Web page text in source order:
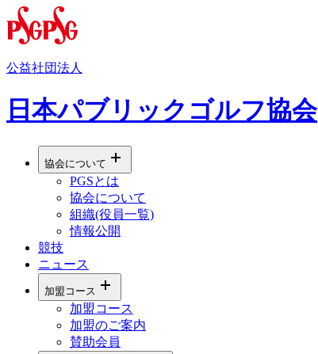
公益社団法人
日本パブリックゴルフ協会
協会について
PGSとは
協会について
組織(役員一覧)
情報公開
競技
ニュース
加盟コース
加盟コース
加盟のご案内
賛助会員